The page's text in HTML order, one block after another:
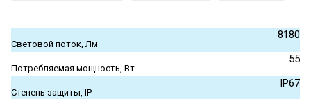
Световой поток, Лм
8180
Потребляемая мощность, Вт
55
Степень защиты, IP
IP67